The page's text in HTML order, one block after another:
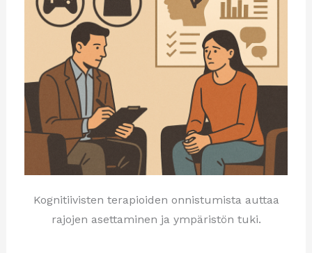
Kognitiivisten terapioiden onnistumista auttaa
rajojen asettaminen ja ympäristön tuki.